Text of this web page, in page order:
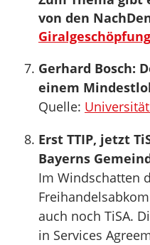
von den
Giralgeschöpfung
Gerhard Bosch:
einem
Quelle:
Erst TTIP, jetzt
Bayerns
Im Windschatten
auch noch TiSA.
in Services